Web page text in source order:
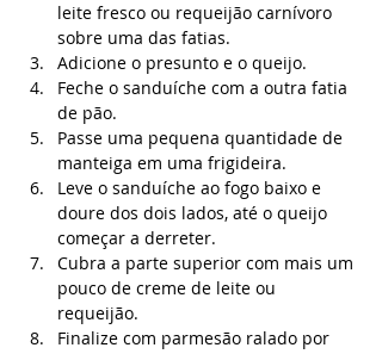
leite fresco ou requeijão carnívoro
sobre uma das fatias.
Adicione o presunto e o queijo.
Feche o sanduíche com a outra fatia
de pão.
Passe uma pequena quantidade de
manteiga em uma frigideira.
Leve o sanduíche ao fogo baixo e
doure dos dois lados, até o queijo
começar a derreter.
Cubra a parte superior com mais um
pouco de creme de leite ou
requeijão.
Finalize com parmesão ralado por